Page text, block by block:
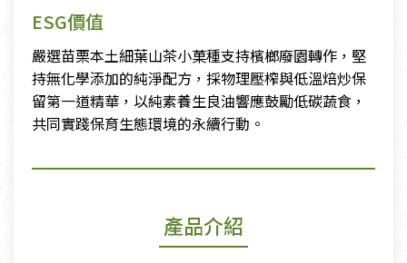
ESG價值
嚴選苗栗本土細葉山茶小菓種支持檳榔廢園轉作，堅
持無化學添加的純淨配方，採物理壓榨與低溫焙炒保
留第一道精華，以純素養生良油響應鼓勵低碳蔬食，
共同實踐保育生態環境的永續行動。
產品介紹